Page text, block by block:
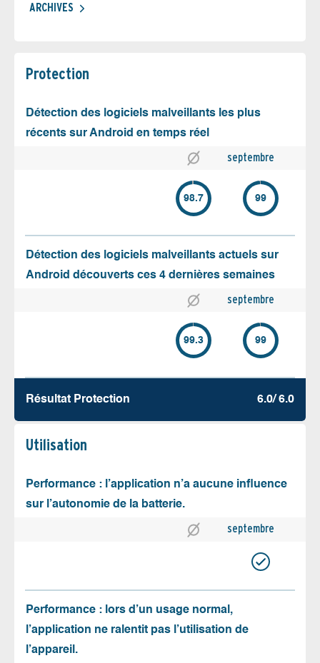
ARCHIVES
Protection
Détection des logiciels malveillants les plus
récents sur Android en temps réel
septembre
98.7 99
Détection des logiciels malveillants actuels sur
Android découverts ces 4 dernières semaines
septembre
99.3 99
Résultat Protection 6.0/ 6.0
Utilisation
Performance : l’application n’a aucune influence
sur l’autonomie de la batterie.
septembre
Performance : lors d’un usage normal,
l’application ne ralentit pas l’utilisation de
l’appareil.